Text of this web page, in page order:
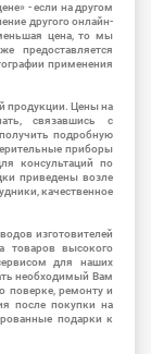
- если на другом
другого онлайн-
цена, то мы
предоставляется
применения
продукции. Цены на
связавшись с
подробную
приборы
консультаций по
приведены возле
качественное
изготовителей
товаров высокого
для наших
необходимый Вам
поверке, ремонту и
после покупки на
подарки к